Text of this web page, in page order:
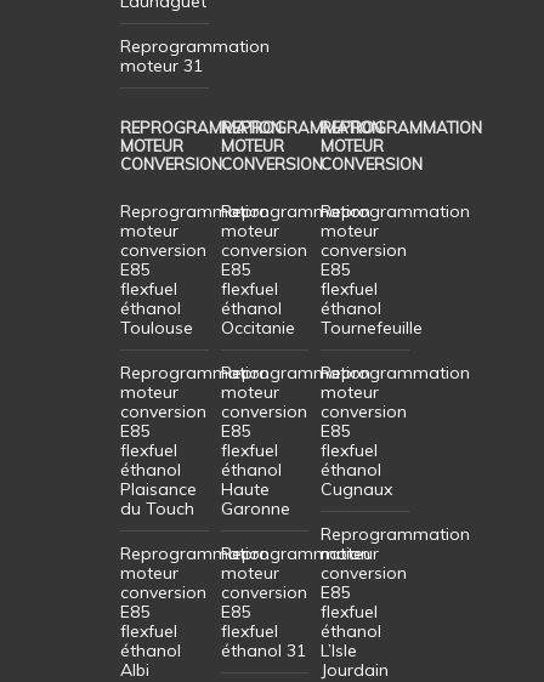
Reprogrammation
moteur 31
REPROGRAMMATION
MOTEUR
CONVERSION
Reprogrammation
moteur
conversion
E85
flexfuel
éthanol
Toulouse
Reprogrammation
moteur
conversion
E85
flexfuel
éthanol
Plaisance
du Touch
Reprogrammation
moteur
conversion
E85
flexfuel
éthanol
Albi
REPROGRAMMATION
MOTEUR
CONVERSION
Reprogrammation
moteur
conversion
E85
flexfuel
éthanol
Occitanie
Reprogrammation
moteur
conversion
E85
flexfuel
éthanol
Haute
Garonne
Reprogrammation
moteur
conversion
E85
flexfuel
éthanol 31
REPROGRAMMATION
MOTEUR
CONVERSION
Reprogrammation
moteur
conversion
E85
flexfuel
éthanol
Tournefeuille
Reprogrammation
moteur
conversion
E85
flexfuel
éthanol
Cugnaux
Reprogrammation
moteur
conversion
E85
flexfuel
éthanol
L’Isle
Jourdain